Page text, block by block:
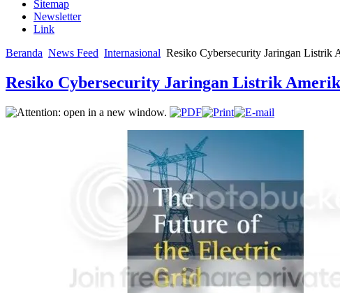
Sitemap
Newsletter
Link
Beranda News Feed Internasional Resiko Cybersecurity Jaringan Listrik
Resiko Cybersecurity Jaringan Listrik